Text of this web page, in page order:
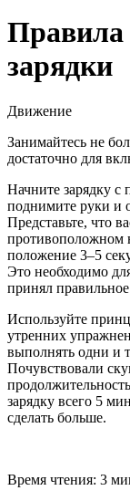
Правила
зарядки
Движение
Занимайтесь не
достаточно для
Начните зарядку с
поднимите руки и
Представьте, что
противоположном
положение 3–5
Это необходимо
принял
Используйте
утренних
выполнять одни и
Почувствовали
зарядку всего 5
сделать больше.
Время чтения: 3